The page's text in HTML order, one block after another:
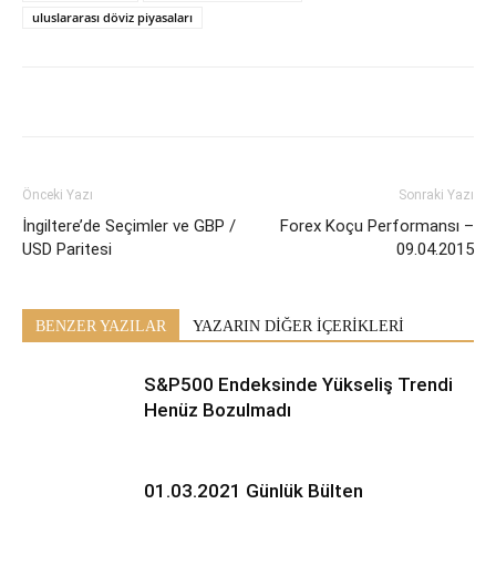
uluslararası döviz piyasaları
Önceki Yazı
İngiltere’de Seçimler ve GBP /
USD Paritesi
Sonraki Yazı
Forex Koçu Performansı –
09.04.2015
BENZER YAZILAR YAZARIN DİĞER İÇERİKLERİ
S&P500 Endeksinde Yükseliş Trendi
Henüz Bozulmadı
01.03.2021 Günlük Bülten